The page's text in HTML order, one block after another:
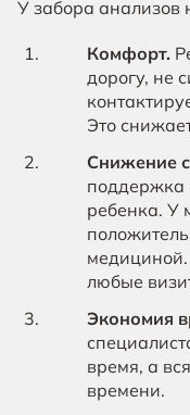
У забора анализов
Комфорт.
дорогу, не
Это
Снижение
поддержка
ребенка. У
медициной.
любые
Экономия
время, а
времени.